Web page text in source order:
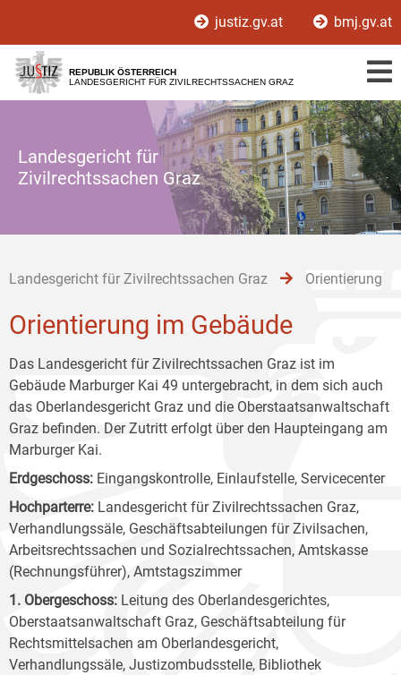
[1]
[2]
[3]
justiz.gv.at bmj.gv.at
REPUBLIK ÖSTERREICH
LANDESGERICHT FÜR ZIVILRECHTSSACHEN GRAZ
Landesgericht für
Zivilrechtssachen Graz
Landesgericht für Zivilrechtssachen Graz Orientierung
Orientierung im Gebäude
Das Landesgericht für Zivilrechtssachen Graz ist im
Gebäude Marburger Kai 49 untergebracht, in dem sich auch
das Oberlandesgericht Graz und die Oberstaatsanwaltschaft
Graz befinden. Der Zutritt erfolgt über den Haupteingang am
Marburger Kai.
Erdgeschoss: Eingangskontrolle, Einlaufstelle, Servicecenter
Hochparterre: Landesgericht für Zivilrechtssachen Graz,
Verhandlungssäle, Geschäftsabteilungen für Zivilsachen,
Arbeitsrechtssachen und Sozialrechtssachen, Amtskasse
(Rechnungsführer), Amtstagszimmer
1. Obergeschoss: Leitung des Oberlandesgerichtes,
Oberstaatsanwaltschaft Graz, Geschäftsabteilung für
Rechtsmittelsachen am Oberlandesgericht,
Verhandlungssäle, Justizombudsstelle, Bibliothek